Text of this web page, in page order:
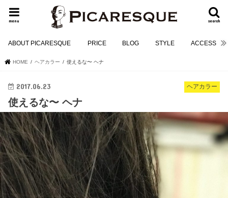
search
menu
ABOUT PICARESQUE PRICE BLOG STYLE ACCESS
HOME ヘアカラー 使えるな〜 ヘナ
ヘアカラー
2017.06.23
使えるな〜 ヘナ